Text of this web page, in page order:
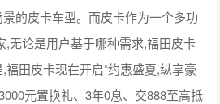
的皮卡车型。而皮卡作为一个多功
,无论是用户基于哪种需求,福田皮卡
田皮卡现在开启“约惠盛夏,纵享豪
元置换礼、3年0息、交888至高抵